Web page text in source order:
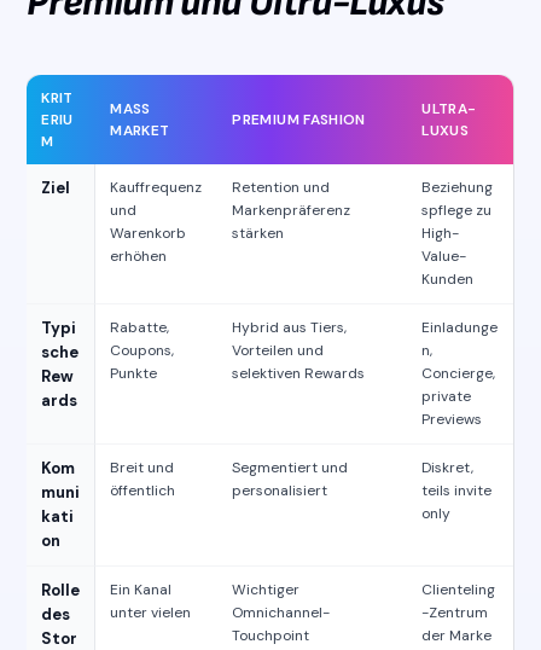
KRIT
ERIU
M
MASS
MARKET
PREMIUM FASHION
ULTRA-
LUXUS
Ziel
Kauffrequenz
und
Warenkorb
erhöhen
Retention und
Markenpräferenz
stärken
Beziehung
spflege zu
High-
Value-
Kunden
Typi
sche
Rew
ards
Rabatte,
Coupons,
Punkte
Hybrid aus Tiers,
Vorteilen und
selektiven Rewards
Einladunge
n,
Concierge,
private
Previews
Kom
muni
kati
on
Breit und
öffentlich
Segmentiert und
personalisiert
Diskret,
teils invite
only
Rolle
des
Stor
Ein Kanal
unter vielen
Wichtiger
Omnichannel-
Touchpoint
Clienteling
-Zentrum
der Marke